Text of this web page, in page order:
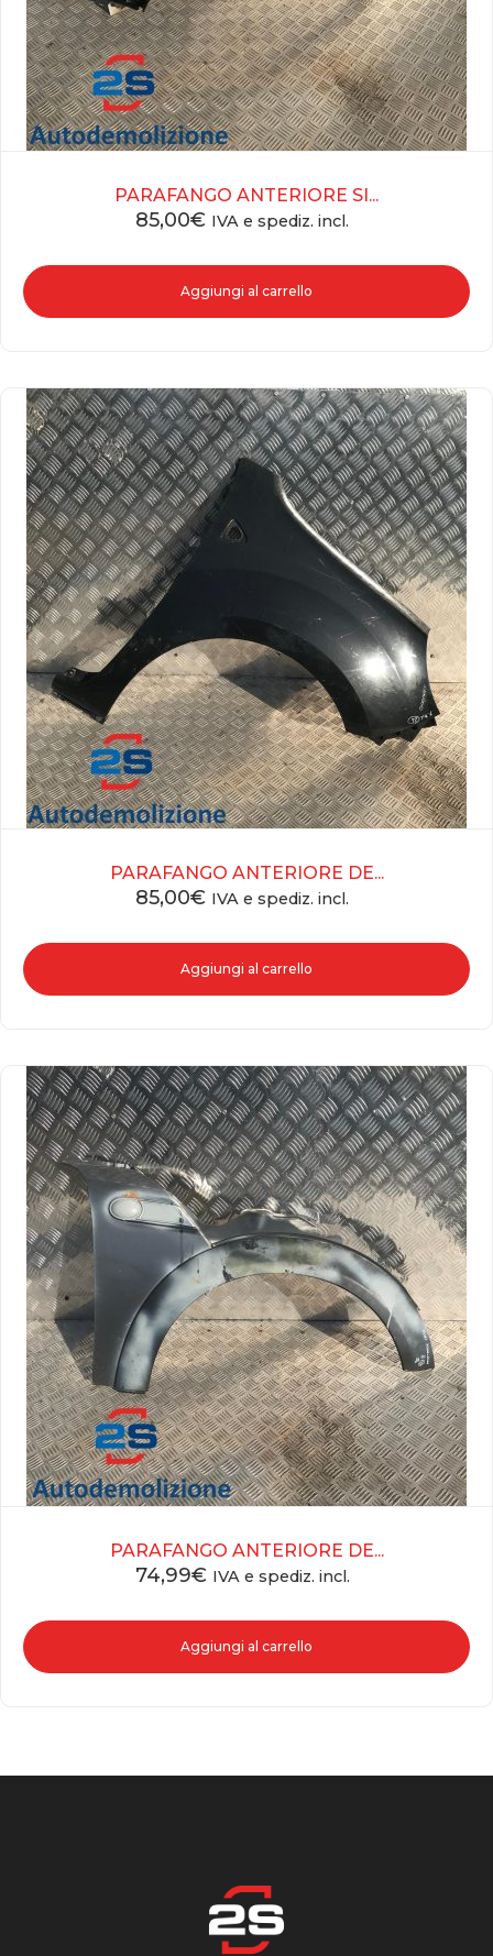
PARAFANGO ANTERIORE SI...
85,00€ IVA e spediz. incl.
Aggiungi al carrello
PARAFANGO ANTERIORE DE...
85,00€ IVA e spediz. incl.
Aggiungi al carrello
PARAFANGO ANTERIORE DE...
74,99€ IVA e spediz. incl.
Aggiungi al carrello